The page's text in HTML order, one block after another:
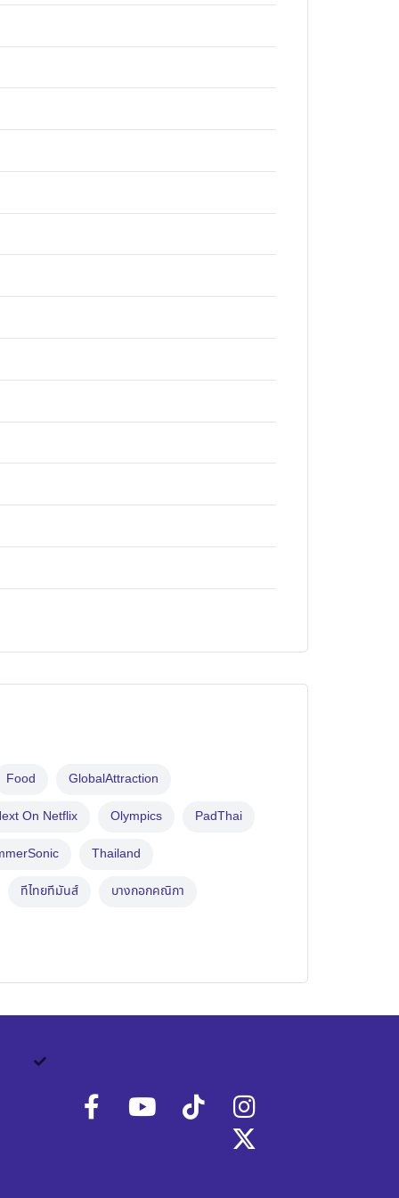
Food GlobalAttraction
On Netflix Olympics PadThai
Thailand
ทีไทยทีมันส์ บางกอกคณิกา